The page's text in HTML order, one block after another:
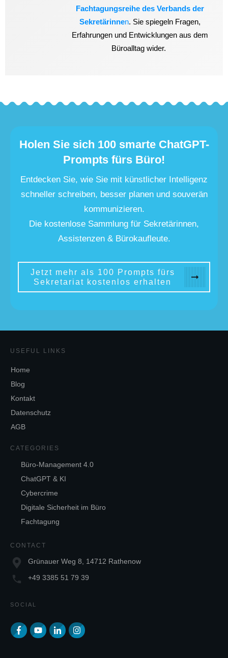
Fachtagungsreihe des Verbands der
Sekretärinnen. Sie spiegeln Fragen,
Erfahrungen und Entwicklungen aus dem
Büroalltag wider.
Holen Sie sich 100 smarte ChatGPT-
Prompts fürs Büro!
Entdecken Sie, wie Sie mit künstlicher Intelligenz
schneller schreiben, besser planen und souverän
kommunizieren.
Die kostenlose Sammlung für Sekretärinnen,
Assistenzen & Bürokaufleute.
Jetzt mehr als 100 Prompts fürs
Sekretariat kostenlos erhalten
USEFUL LINKS
Home
Blog
Kontakt
Datenschutz
AGB
CATEGORIES
Büro-Management 4.0
ChatGPT & KI
Cybercrime
Digitale Sicherheit im Büro
Fachtagung
CONTACT
Grünauer Weg 8, 14712 Rathenow
+49 3385 51 79 39
SOCIAL